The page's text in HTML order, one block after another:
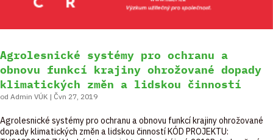
Agrolesnické systémy pro ochranu a
obnovu funkcí krajiny ohrožované dopady
klimatických změn a lidskou činností
od Admin VÚK | Čvn 27, 2019
Agrolesnické systémy pro ochranu a obnovu funkcí krajiny ohrožované
dopady klimatických změn a lidskou činností KÓD PROJEKTU: